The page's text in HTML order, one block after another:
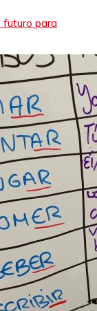
futuro para